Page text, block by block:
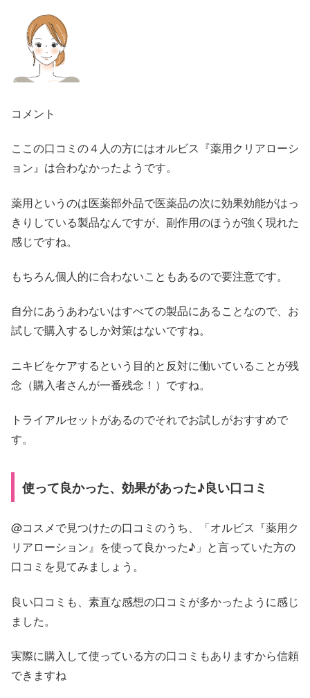
コメント
ここの口コミの４人の方にはオルビス『薬用クリアローシ
ョン』は合わなかったようです。
薬用というのは医薬部外品で医薬品の次に効果効能がはっ
きりしている製品なんですが、副作用のほうが強く現れた
感じですね。
もちろん個人的に合わないこともあるので要注意です。
自分にあうあわないはすべての製品にあることなので、お
試しで購入するしか対策はないですね。
ニキビをケアするという目的と反対に働いていることが残
念（購入者さんが一番残念！）ですね。
トライアルセットがあるのでそれでお試しがおすすめで
す。
使って良かった、効果があった♪良い口コミ
@コスメで見つけたの口コミのうち、「オルビス『薬用ク
リアローション』を使って良かった♪」と言っていた方の
口コミを見てみましょう。
良い口コミも、素直な感想の口コミが多かったように感じ
ました。
実際に購入して使っている方の口コミもありますから信頼
できますね